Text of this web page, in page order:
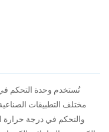
تُستخدم وحدة التحكم
مختلف التطبيقات
والتحكم في درجة حرارة